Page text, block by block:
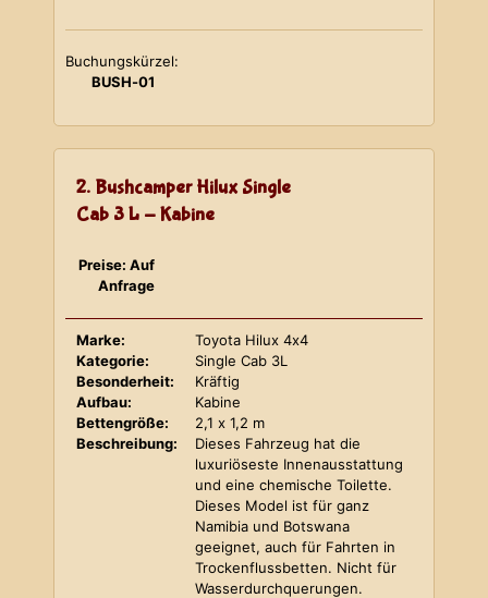
Buchungskürzel:
BUSH-01
2. Bushcamper Hilux Single
Cab 3 L - Kabine
Preise: Auf
Anfrage
Marke:
Toyota Hilux 4x4
Kategorie:
Single Cab 3L
Besonderheit:
Kräftig
Aufbau:
Kabine
Bettengröße:
2,1 x 1,2 m
Beschreibung:
Dieses Fahrzeug hat die
luxuriöseste Innenausstattung
und eine chemische Toilette.
Dieses Model ist für ganz
Namibia und Botswana
geeignet, auch für Fahrten in
Trockenflussbetten. Nicht für
Wasserdurchquerungen.